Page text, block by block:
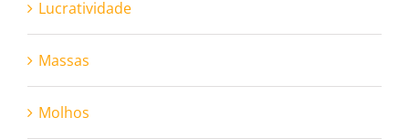
Lucratividade
Massas
Molhos